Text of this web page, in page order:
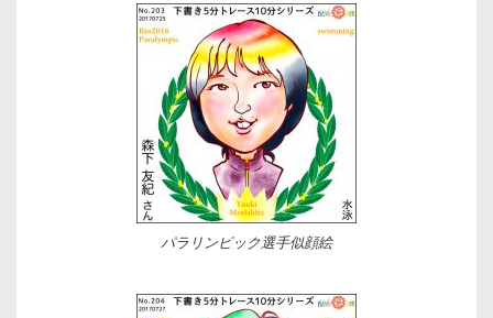
パラリンピック選手似顔絵